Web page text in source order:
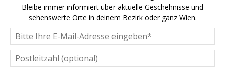
Bleibe immer informiert über aktuelle Geschehnisse und
sehenswerte Orte in deinem Bezirk oder ganz Wien.